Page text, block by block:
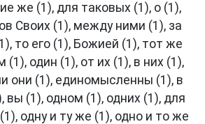
же (1), для таковых (1), о (1),
Своих (1), между ними (1), за
то его (1), Божией (1), тот же
один (1), от их (1), в них (1),
они (1), единомысленны (1), в
(1), одном (1), одних (1), для
одну и ту же (1), одно и то же